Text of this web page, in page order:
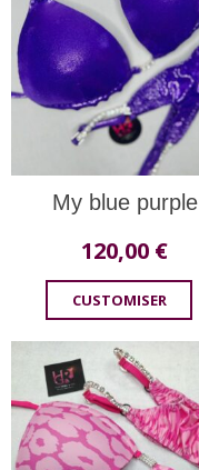
My blue purple
120,00 €
CUSTOMISER